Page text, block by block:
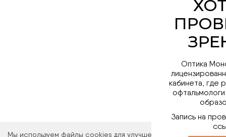
Мы используем файлы cookies для улучшения работы сайта.
Оптика
кабинета, где
Запись на